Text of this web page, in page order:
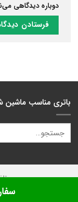
دوباره دیدگاهی
باتری مناسب ماشین
تمامی حقوق